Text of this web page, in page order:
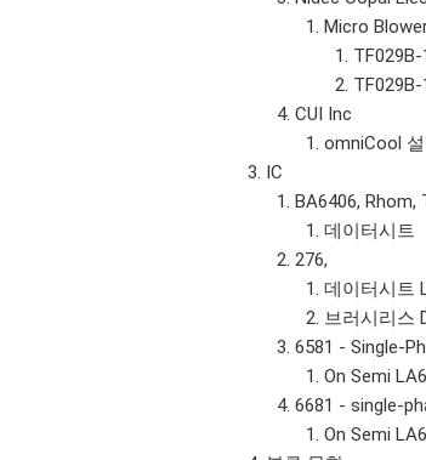
Micro
CUI Inc
omniCool
IC
BA6406,
데이터시트
276,
데이터시트
브러시리스
6581 - Single-
On Semi
6681 - single-
On Semi